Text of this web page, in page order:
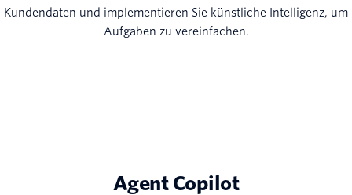
Kundendaten und implementieren Sie künstliche Intelligenz, um
Aufgaben zu vereinfachen.
Agent Copilot